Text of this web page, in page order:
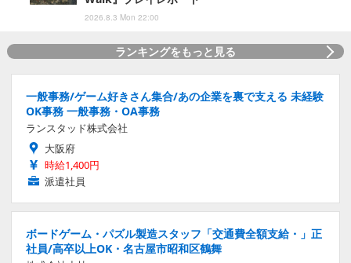
2026.8.3 Mon 22:00
ランキングをもっと見る
一般事務/ゲーム好きさん集合/あの企業を裏で支える 未経験
OK事務 一般事務・OA事務
ランスタッド株式会社
大阪府
時給1,400円
派遣社員
ボードゲーム・パズル製造スタッフ「交通費全額支給・」正
社員/高卒以上OK・名古屋市昭和区鶴舞